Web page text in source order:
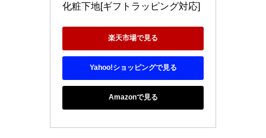
化粧下地[ギフトラッピング対応]
楽天市場で見る
Yahoo!ショッピングで見る
Amazonで見る